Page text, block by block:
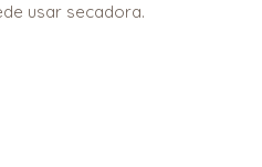
usar secadora.